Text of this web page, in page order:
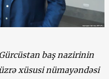
baş nazirinin
xüsusi nümayəndəsi